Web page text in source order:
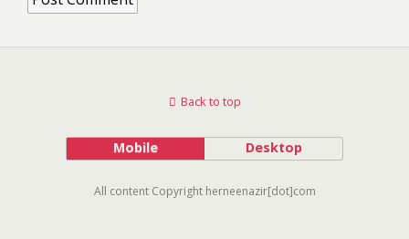
Back to top
Mobile Desktop
All content Copyright herneenazir[dot]com